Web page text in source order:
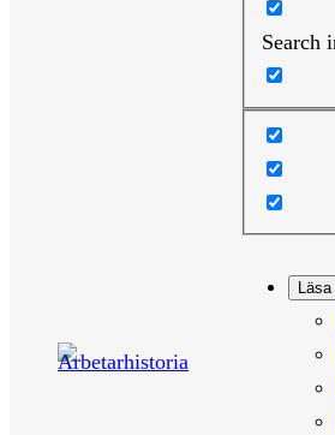
Search
Läsa